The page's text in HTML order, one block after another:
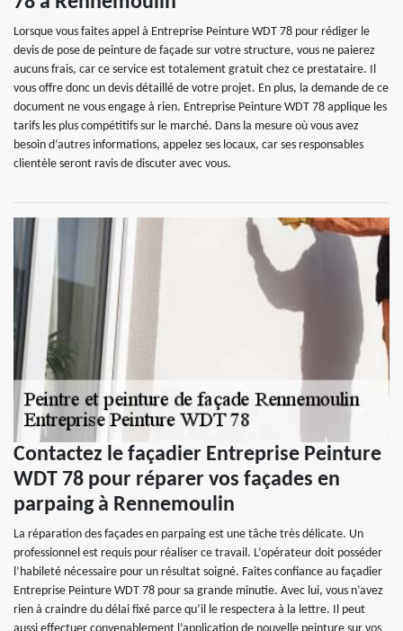
Lorsque vous faites appel à Entreprise Peinture WDT 78 pour rédiger le
devis de pose de peinture de façade sur votre structure, vous ne paierez
aucuns frais, car ce service est totalement gratuit chez ce prestataire. Il
vous offre donc un devis détaillé de votre projet. En plus, la demande de ce
document ne vous engage à rien. Entreprise Peinture WDT 78 applique les
tarifs les plus compétitifs sur le marché. Dans la mesure où vous avez
besoin d’autres informations, appelez ses locaux, car ses responsables
clientèle seront ravis de discuter avec vous.
Contactez le façadier Entreprise Peinture
WDT 78 pour réparer vos façades en
parpaing à Rennemoulin
La réparation des façades en parpaing est une tâche très délicate. Un
professionnel est requis pour réaliser ce travail. L’opérateur doit posséder
l’habileté nécessaire pour un résultat soigné. Faites confiance au façadier
Entreprise Peinture WDT 78 pour sa grande minutie. Avec lui, vous n’avez
rien à craindre du délai fixé parce qu’il le respectera à la lettre. Il peut